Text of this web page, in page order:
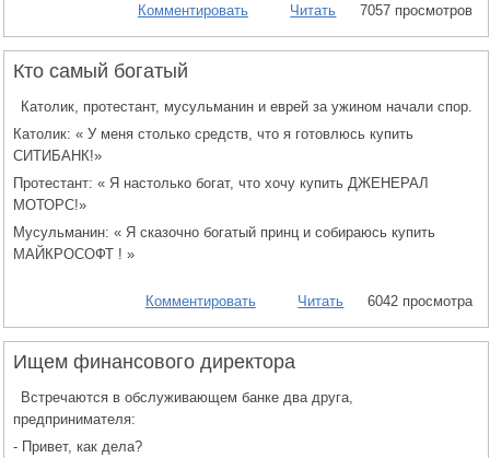
Комментировать Читать 7057 просмотров
Кто самый богатый
Католик, протестант, мусульманин и еврей за ужином начали спор.
Католик: « У меня столько средств, что я готовлюсь купить
СИТИБАНК!»
Протестант: « Я настолько богат, что хочу купить ДЖЕНЕРАЛ
МОТОРС!»
Мусульманин: « Я сказочно богатый принц и собираюсь купить
МАЙКРОСОФТ ! »
Комментировать Читать 6042 просмотра
Ищем финансового директора
Встречаются в обслуживающем банке два друга,
предпринимателя:
- Привет, как дела?